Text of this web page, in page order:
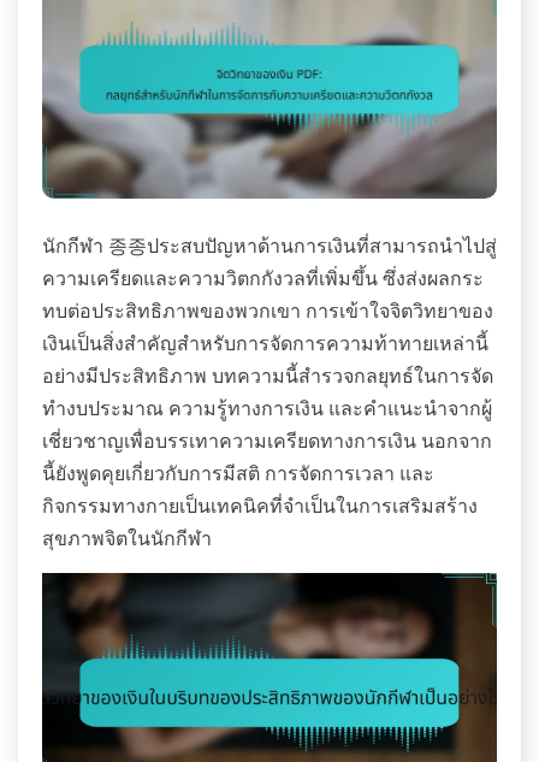
นักกีฬา 종종ประสบปัญหาด้านการเงินที่สามารถนำไปสู่
ความเครียดและความวิตกกังวลที่เพิ่มขึ้น ซึ่งส่งผลกระ
ทบต่อประสิทธิภาพของพวกเขา การเข้าใจจิตวิทยาของ
เงินเป็นสิ่งสำคัญสำหรับการจัดการความท้าทายเหล่านี้
อย่างมีประสิทธิภาพ บทความนี้สำรวจกลยุทธ์ในการจัด
ทำงบประมาณ ความรู้ทางการเงิน และคำแนะนำจากผู้
เชี่ยวชาญเพื่อบรรเทาความเครียดทางการเงิน นอกจาก
นี้ยังพูดคุยเกี่ยวกับการมีสติ การจัดการเวลา และ
กิจกรรมทางกายเป็นเทคนิคที่จำเป็นในการเสริมสร้าง
สุขภาพจิตในนักกีฬา